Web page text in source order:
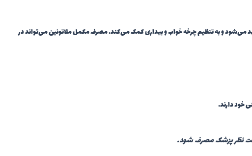
و به تنظیم چرخه خواب و بیداری کمک می‌کند. مصرف مکمل ملاتونین می‌تواند در
خود دارند.
نظر پزشک مصرف شود.